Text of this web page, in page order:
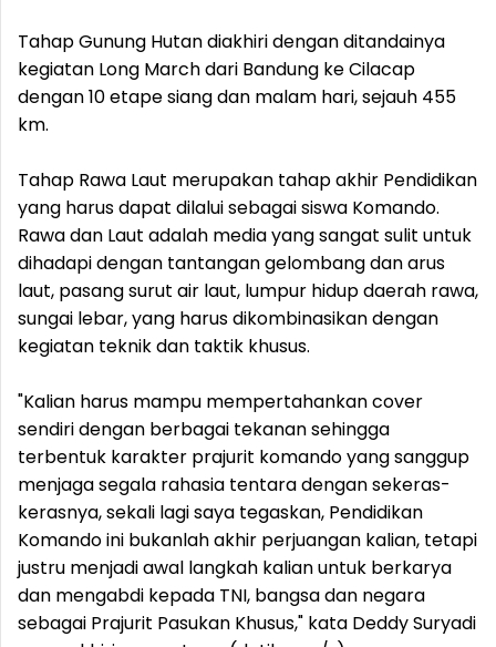
Tahap Gunung Hutan diakhiri dengan ditandainya
kegiatan Long March dari Bandung ke Cilacap
dengan 10 etape siang dan malam hari, sejauh 455
km.
Tahap Rawa Laut merupakan tahap akhir Pendidikan
yang harus dapat dilalui sebagai siswa Komando.
Rawa dan Laut adalah media yang sangat sulit untuk
dihadapi dengan tantangan gelombang dan arus
laut, pasang surut air laut, lumpur hidup daerah rawa,
sungai lebar, yang harus dikombinasikan dengan
kegiatan teknik dan taktik khusus.
"Kalian harus mampu mempertahankan cover
sendiri dengan berbagai tekanan sehingga
terbentuk karakter prajurit komando yang sanggup
menjaga segala rahasia tentara dengan sekeras-
kerasnya, sekali lagi saya tegaskan, Pendidikan
Komando ini bukanlah akhir perjuangan kalian, tetapi
justru menjadi awal langkah kalian untuk berkarya
dan mengabdi kepada TNI, bangsa dan negara
sebagai Prajurit Pasukan Khusus," kata Deddy Suryadi